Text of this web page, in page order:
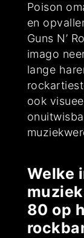
Poison
en
Guns N’
imago
lange
ook
Welke
80 op